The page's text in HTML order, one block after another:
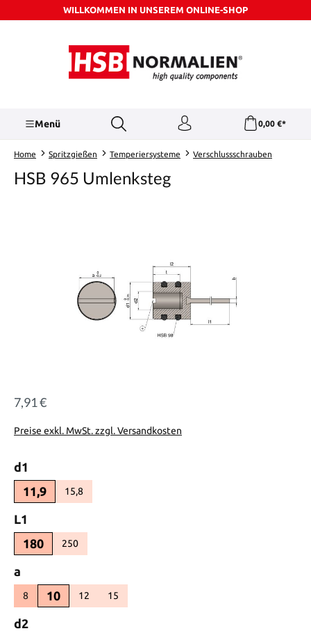
Zum Hauptinhalt springenWILLKOMMEN IN UNSEREM ONLINE-SHOP
Menü 0,00 €*
Home Spritzgießen Temperiersysteme Verschlussschrauben
HSB 965 Umlenksteg
Regulärer Preis:
7,91 €
Preise exkl. MwSt. zzgl. Versandkosten
d1
11,9
15,8(Diese Option ist zurzeit nicht verfügbar.)
L1
180
250(Diese Option ist zurzeit nicht verfügbar.)
a
8 10 12(Diese Option ist zurzeit nicht verfügbar.)
15(Diese Option ist zurzeit nicht verfügbar.)
d2